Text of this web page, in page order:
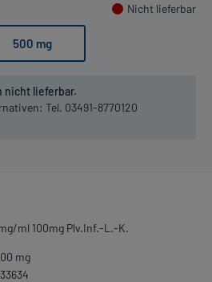
Nicht lieferbar
500 mg
nicht lieferbar.
Tel. 03491-8770120
ml 100mg Plv.Inf.-L.-K.
mg